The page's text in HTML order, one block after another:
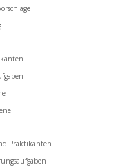
Praktikanten